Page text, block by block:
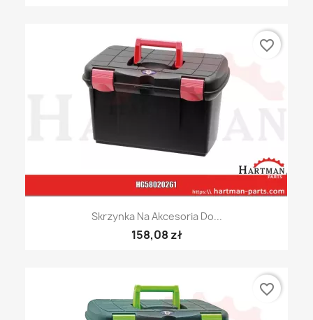
Skrzynka Na Akcesoria Do...
158,08 zł
favorite_border
favorite_border